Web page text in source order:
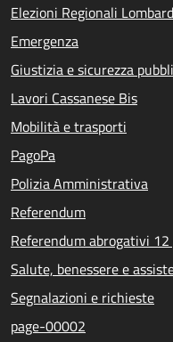
Elezioni Regionali
Emergenza
Giustizia e sicurezza
Lavori Cassanese Bis
Mobilità e trasporti
PagoPa
Polizia Amministrativa
Referendum
Referendum abrogativi
Salute, benessere e
Segnalazioni e richieste
page-00002